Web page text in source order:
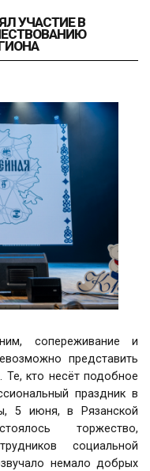
УЧАСТИЕ В
сопереживание и
представить
Те, кто несёт подобное
праздник в
5 июня, в Рязанской
торжество,
социальной
немало добрых